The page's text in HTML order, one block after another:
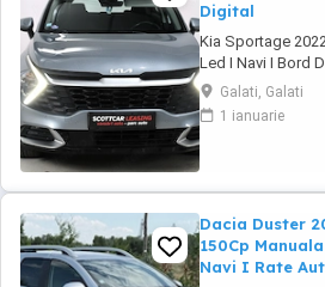
Digital
Kia Sportage
Led I Navi I Bord
UniCredit
pe toată perioada
Garanție inclusă
Galati, Galati
1 ianuarie
Dacia Duster
150Cp
Navi I Rate